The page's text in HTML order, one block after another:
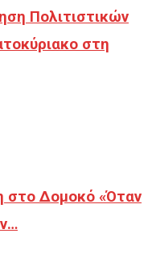
Πολιτιστικών
στη
στο Δομοκό «Όταν